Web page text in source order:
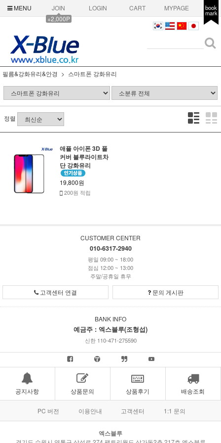
MENU
JOIN
+2,000P
LOGIN CART MYPAGE book
mark
필름&강화유리&안경 스마트폰 강화유리
정렬
애플 아이폰 3D 풀
커버 블루라이트차
단 강화유리
19,800원
200원 적립
CUSTOMER CENTER
010-6317-2940
평일 09:00 ~ 18:00
점심 12:00 ~ 13:00
주말/공휴일 휴무
고객센터 연결 문의 게시판
BANK INFO
예금주 : 엑스블루(조형섭)
신한 110-471-275590
공지사항 상품문의 상품후기 배송조회
PC 버전 이용안내 고객센터 1:1 문의
엑스블루